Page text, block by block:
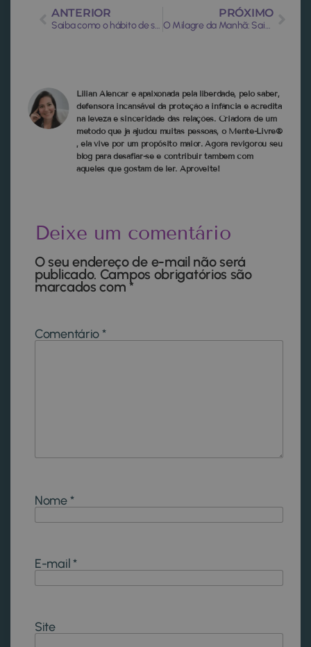
ANTERIOR
Saiba como o hábito de se vitimizar está destruindo sua vida!
PRÓXIMO
O Milagre da Manhã: Saiba os hábitos que podem fazer sua manhã ficar ainda melhor
Lilian Alencar é apaixonada pela liberdade, pelo saber,
defensora incansável da proteção à infância e acredita
na leveza e sinceridade das relações. Criadora de um
método que ja ajudou muitas pessoas, o Mente-Livre®
, ela vive por um propósito maior. Agora revigorou seu
blog para desafiar-se e contribuir tambem com
aqueles que gostam de ler. Aproveite!
Deixe um comentário
O seu endereço de e-mail não será
publicado. Campos obrigatórios são
marcados com*
Comentário*
Nome*
E-mail*
Site